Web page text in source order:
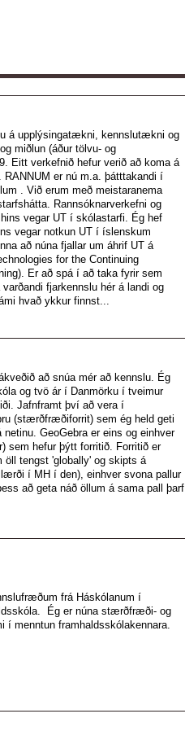
á upplýsingatækni, kennslutækni og
miðlun (áður tölvu- og
Eitt verkefnið hefur verið að koma á
. RANNUM er nú m.a. þátttakandi í
. Við erum með meistaranema
Rannsóknarverkefni og
vegar UT í skólastarfi. Ég hef
vegar notkun UT í íslenskum
að núna fjallar um áhrif UT á
for the Continuing
Er að spá í að taka fyrir sem
fjarkennslu hér á landi og
hvað ykkur finnst...
að snúa mér að kennslu. Ég
og tvö ár í Danmörku í tveimur
Jafnframt því að vera í
(stærðfræðiforrit) sem ég held geti
GeoGebra er eins og einhver
sem hefur þýtt forritið. Forritið er
öll tengst 'globally' og skipts á
í MH í den), einhver svona pallur
að geta náð öllum á sama pall þarf
frá Háskólanum í
Ég er núna stærðfræði- og
menntun framhaldsskólakennara.